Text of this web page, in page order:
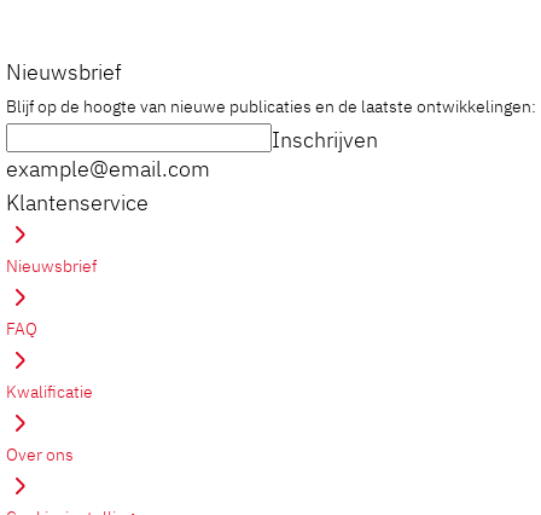
Nieuwsbrief
Blijf op de hoogte van nieuwe publicaties en de laatste ontwikkelingen:
example@email.com
Inschrijven
Klantenservice
Nieuwsbrief
FAQ
Kwalificatie
Over ons